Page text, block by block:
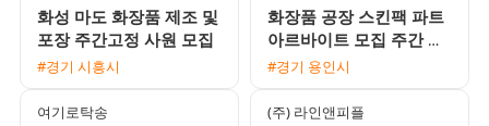
화성 마도 화장품 제조 및
포장 주간고정 사원 모집
#경기 시흥시
화장품 공장 스킨팩 파트
아르바이트 모집 주간 야
간 선택
#경기 용인시
여기로탁송 (주) 라인앤피플